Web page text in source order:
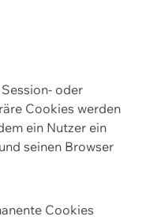
oder
Cookies werden
ein Nutzer ein
seinen Browser
Cookies